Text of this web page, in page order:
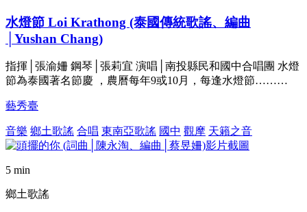
水燈節 Loi Krathong (泰國傳統歌謠、編曲
│Yushan Chang)
指揮│張渝姍 鋼琴│張莉宜 演唱│南投縣民和國中合唱團 水燈
節為泰國著名節慶 ，農曆每年9或10月，每逢水燈節………
藝秀臺
音樂 鄉土歌謠 合唱 東南亞歌謠 國中 觀摩 天籟之音
5 min
鄉土歌謠